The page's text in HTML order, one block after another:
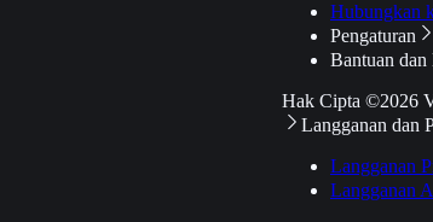
Hubungkan
Pengaturan
Bantuan dan
Hak Cipta ©2026
Langganan dan
Langganan
Langganan